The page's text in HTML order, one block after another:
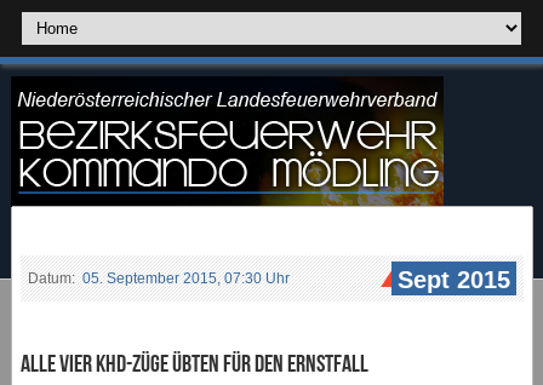
Datum: 05. September 2015, 07:30 Uhr Sept 2015
Alle vier KHD-Züge übten für den Ernstfall